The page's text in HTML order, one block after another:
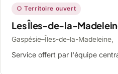
○ Territoire ouvert
Les Îles-de-la-
Gaspésie–Îles-de-la-Madeleine,
Service offert par l'équipe